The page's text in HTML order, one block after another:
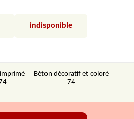
indisponible
Béton décoratif et coloré
74